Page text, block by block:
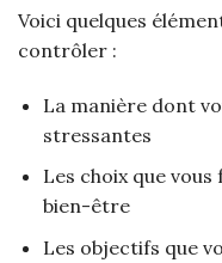
Voici quelques
contrôler :
La manière dont
stressantes
Les choix que
bien-être
Les objectifs que